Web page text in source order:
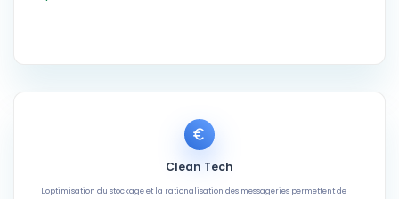
Clean Tech
L'optimisation du stockage et la rationalisation des messageries permettent de